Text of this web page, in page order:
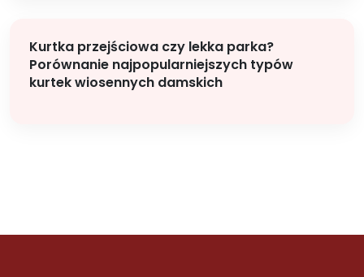
Kurtka przejściowa czy lekka parka?
Porównanie najpopularniejszych typów
kurtek wiosennych damskich